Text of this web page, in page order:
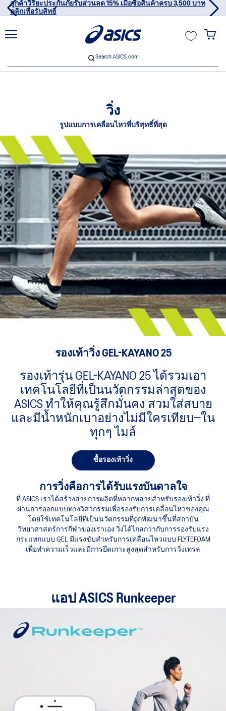
ลูกค้าวิริยะประกันภัยรับส่วนลด 15% เมื่อซื้อสินค้าครบ 3,500 บาท
คลิกเพื่อรับสิทธิ์
น Search ASICS.com
Search ASICS.com
วิ่ง
รูปแบบการเคลื่อนไหวที่บริสุทธิ์ที่สุด
รองเท้าวิ่ง GEL-KAYANO 25
รองเท้ารุ่น GEL-KAYANO 25 ได้รวมเอา
เทคโนโลยีที่เป็นนวัตกรรมล่าสุดของ
ASICS ทำให้คุณรู้สึกมั่นคง สวมใส่สบาย
และมีน้ำหนักเบาอย่างไม่มีใครเทียบ—ใน
ทุกๆ ไมล์
ซื้อรองเท้าวิ่ง
การวิ่งคือการได้รับแรงบันดาลใจ
ที่ ASICS เราได้สร้างสายการผลิตที่หลากหลายสำหรับรองเท้าวิ่ง ที่
ผ่านการออกแบบทางวิศวกรรมเพื่อรองรับการเคลื่อนไหวของคุณ
โดยใช้เทคโนโลยีที่เป็นนวัตกรรมที่ถูกพัฒนาขึ้นที่สถาบัน
วิทยาศาสตร์การกีฬาของเราเอง วิ่งได้ไกลกว่ากับการรองรับแรง
กระแทกแบบ GEL มีแรงขับสำหรับการเคลื่อนไหวแบบ FLYTEFOAM
เพื่อทำความเร็วและมีการยึดเกาะสูงสุดสำหรับการวิ่งเทรล
แอป ASICS Runkeeper